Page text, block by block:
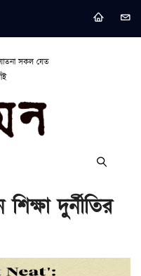
সকল যেত
দুর্নীতির